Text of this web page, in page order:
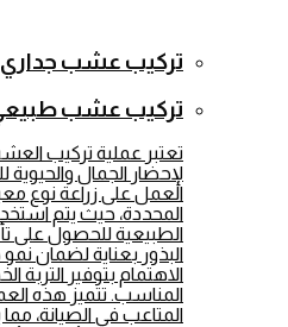
تركيب عشب جداري
تركيب عشب
تعتبر عملية تركيب
لإحضار الجمال
العمل على زراعة نوع
المحددة، حيث يتم
الطبيعية للحصول على
البذور بعناية لضمان
الاهتمام بتوفير التربة
المناسب. تتميز هذه
المتاعب في الصيانة،